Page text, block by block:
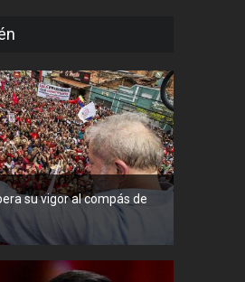
su vigor al compás de